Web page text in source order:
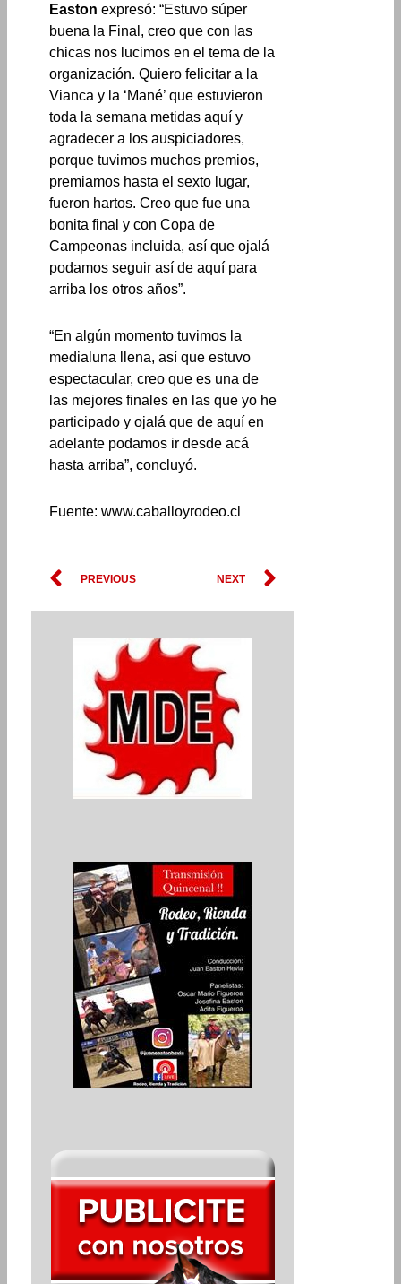
Easton expresó: “Estuvo súper
buena la Final, creo que con las
chicas nos lucimos en el tema de la
organización. Quiero felicitar a la
Vianca y la ‘Mané’ que estuvieron
toda la semana metidas aquí y
agradecer a los auspiciadores,
porque tuvimos muchos premios,
premiamos hasta el sexto lugar,
fueron hartos. Creo que fue una
bonita final y con Copa de
Campeonas incluida, así que ojalá
podamos seguir así de aquí para
arriba los otros años”.
“En algún momento tuvimos la
medialuna llena, así que estuvo
espectacular, creo que es una de
las mejores finales en las que yo he
participado y ojalá que de aquí en
adelante podamos ir desde acá
hasta arriba”, concluyó.
Fuente: www.caballoyrodeo.cl
Prev
PREVIOUS NEXT